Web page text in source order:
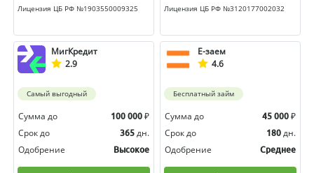
Лицензия ЦБ РФ №1903550009325 Лицензия ЦБ РФ №3120177002032
МигКредит
2.9
Самый выгодный
Сумма до 100 000 ₽
Срок до
365 дн.
Одобрение
Высокое
Е-заем
4.6
Бесплатный займ
Сумма до 45 000 ₽
Срок до
180 дн.
Одобрение
Среднее